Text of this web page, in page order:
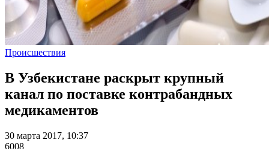
Происшествия
В Узбекистане раскрыт крупный
канал по поставке контрабандных
медикаментов
30 марта 2017, 10:37
6008